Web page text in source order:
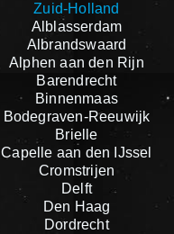
Zuid-Holland
Alblasserdam
Albrandswaard
Alphen aan den Rijn
Barendrecht
Binnenmaas
Bodegraven-Reeuwijk
Brielle
Capelle aan den IJssel
Cromstrijen
Delft
Den Haag
Dordrecht